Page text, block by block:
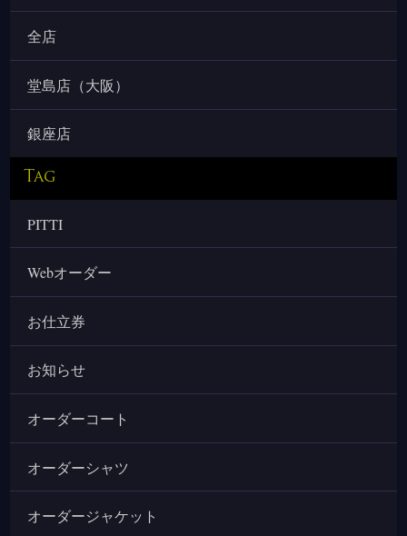
全店
堂島店（大阪）
銀座店
Tag
PITTI
Webオーダー
お仕立券
お知らせ
オーダーコート
オーダーシャツ
オーダージャケット